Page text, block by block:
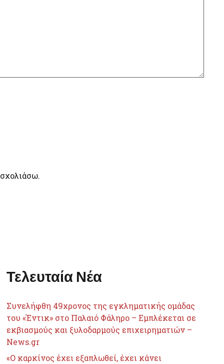
Τελευταία Νέα
Συνελήφθη 49χρονος της εγκληματικής ομάδας
του «Έντικ» στο Παλαιό Φάληρο – Εμπλέκεται σε
εκβιασμούς και ξυλοδαρμούς επιχειρηματιών –
News.gr
«Ο καρκίνος έχει εξαπλωθεί, έχει κάνει